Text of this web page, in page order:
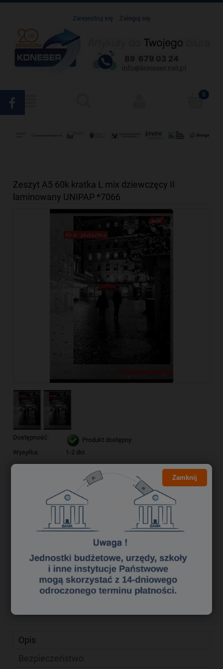
Zarejestruj się Zaloguj się
Zeszyt A5 60k kratka L mix dziewczęcy II
laminowany UNIPAP *7066
Dostępność:
Produkt dostępny
Wysyłka:
1-2 dni
Kliknij i NEGOCJUJ CENĘ
3,82 zł
3,11 zł
do koszyka
dodaj do przechowalni
Producent: UNIPAP
zapytaj o produkt
Opis
Zamknij